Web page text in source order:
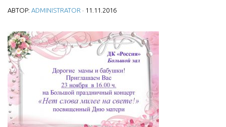
Правовая база
Отчеты о деятельности
Учреждения культуры
МБУ Дом культуры «Молодость»
МБУ Дом культуры «Октябрь»
МБОУ ДО «Детская школа искусств»
АВТОР: ADMINISTRATOR · 11.11.2016